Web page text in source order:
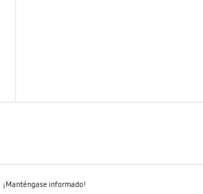
¡Manténgase informado!